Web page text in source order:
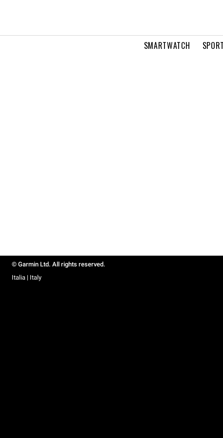
SMARTWATCH
© Garmin Ltd. All rights reserved.
Italia | Italy